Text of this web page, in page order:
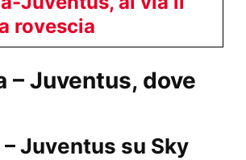
rovescia
– Juventus, dove
Juventus su Sky